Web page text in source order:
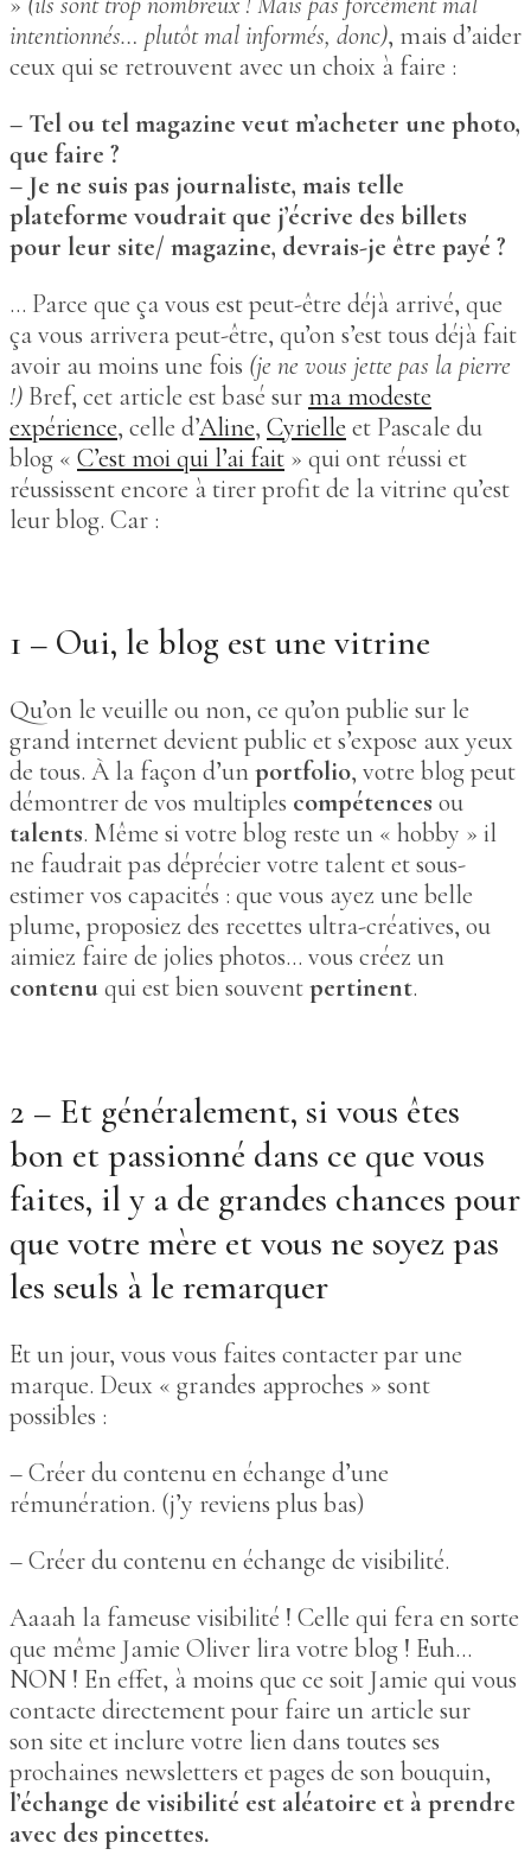
intentionnés… plutôt mal informés, donc), mais d’aider
ceux qui se retrouvent avec un choix à faire :
– Tel ou tel magazine veut m’acheter une photo,
que faire ?
– Je ne suis pas journaliste, mais telle
plateforme voudrait que j’écrive des billets
pour leur site/ magazine, devrais-je être payé ?
… Parce que ça vous est peut-être déjà arrivé, que
ça vous arrivera peut-être, qu’on s’est tous déjà fait
avoir au moins une fois (je ne vous jette pas la pierre
!) Bref, cet article est basé surma modeste
expérience, celle d’Aline, Cyrielle et Pascale du
blog « C’est moi qui l’ai fait » qui ont réussi et
réussissent encore à tirer profit de la vitrine qu’est
leur blog. Car :
1 – Oui, le blog est une vitrine
Qu’on le veuille ou non, ce qu’on publie sur le
grand internet devient public et s’expose aux yeux
de tous. À la façon d’unportfolio, votre blog peut
démontrer de vos multiples compétences ou
talents. Même si votre blog reste un « hobby » il
ne faudrait pas déprécier votre talent et sous-
estimer vos capacités : que vous ayez une belle
plume, proposiez des recettes ultra-créatives, ou
aimiez faire de jolies photos… vous créez un
contenuqui est bien souventpertinent.
2 – Et généralement, si vous êtes
bon et passionné dans ce que vous
faites, il y a de grandes chances pour
que votre mère et vous ne soyez pas
les seuls à le remarquer
Et un jour, vous vous faites contacter par une
marque. Deux « grandes approches » sont
possibles :
– Créer du contenu en échange d’une
rémunération. (j’y reviens plus bas)
– Créer du contenu en échange de visibilité.
Aaaah la fameuse visibilité ! Celle qui fera en sorte
que même Jamie Oliver lira votre blog ! Euh…
NON ! En effet, à moins que ce soit Jamie qui vous
contacte directement pour faire un article sur
son site et inclure votre lien dans toutes ses
prochaines newsletters et pages de son bouquin,
l’échange de visibilité est aléatoire et à prendre
avec des pincettes.